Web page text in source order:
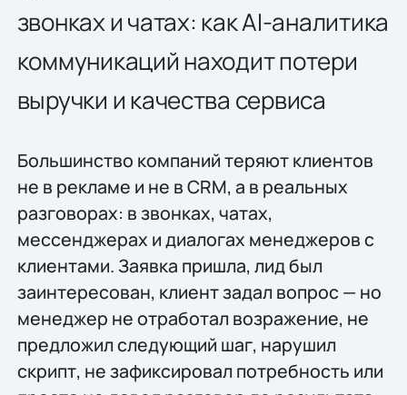
звонках и чатах: как AI-аналитика
коммуникаций находит потери
выручки и качества сервиса
Большинство компаний теряют клиентов
не в рекламе и не в CRM, а в реальных
разговорах: в звонках, чатах,
мессенджерах и диалогах менеджеров с
клиентами. Заявка пришла, лид был
заинтересован, клиент задал вопрос — но
менеджер не отработал возражение, не
предложил следующий шаг, нарушил
скрипт, не зафиксировал потребность или